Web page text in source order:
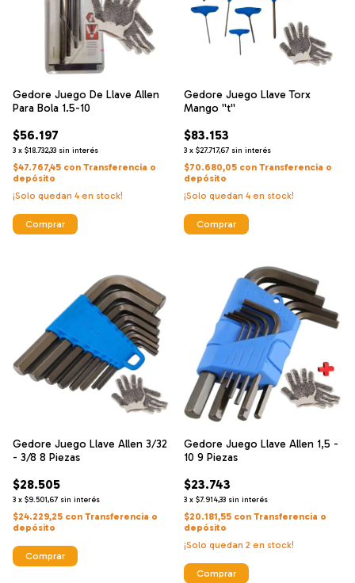
Gedore Juego De Llave Allen
Para Bola 1.5-10
$56.197
3 x $18.732,33 sin interés
$47.767,45 con Transferencia o
depósito
¡Solo quedan 4en stock!
Gedore Juego Llave Torx
Mango ''t''
$83.153
3 x $27.717,67 sin interés
$70.680,05 con Transferencia o
depósito
¡Solo quedan 4en stock!
Gedore Juego Llave Allen 3/32
- 3/8 8 Piezas
$28.505
3 x $9.501,67 sin interés
$24.229,25 con Transferencia o
depósito
Gedore Juego Llave Allen 1,5 -
10 9 Piezas
$23.743
3 x $7.914,33 sin interés
$20.181,55 con Transferencia o
depósito
¡Solo quedan 2 en stock!